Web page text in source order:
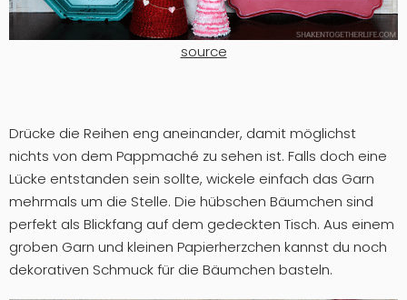
source
Drücke die Reihen eng aneinander, damit möglichst
nichts von dem Pappmaché zu sehen ist. Falls doch eine
Lücke entstanden sein sollte, wickele einfach das Garn
mehrmals um die Stelle. Die hübschen Bäumchen sind
perfekt als Blickfang auf dem gedeckten Tisch. Aus einem
groben Garn und kleinen Papierherzchen kannst du noch
dekorativen Schmuck für die Bäumchen basteln.